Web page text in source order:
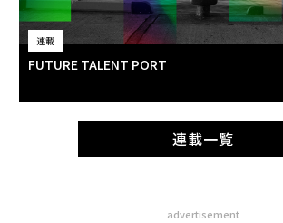
連載
FUTURE TALENT PORT
連載一覧
advertisement